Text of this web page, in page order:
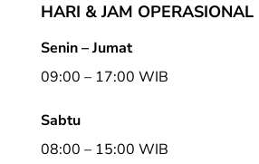
HARI & JAM OPERASIONAL
Senin – Jumat
09:00 – 17:00 WIB
Sabtu
08:00 – 15:00 WIB